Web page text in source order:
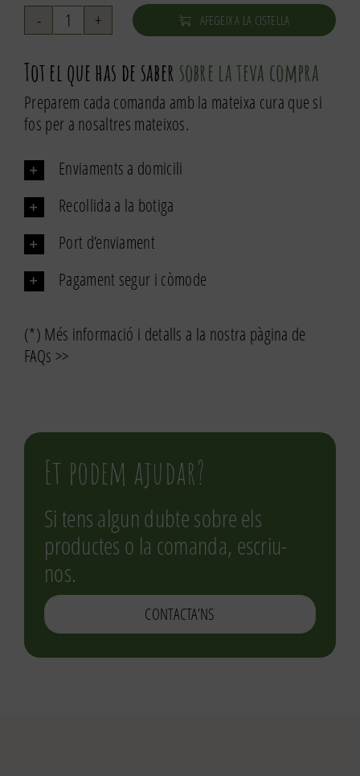
quantitat
Te
negre
AFEGEIX A LA CISTELLA
Tot el que has de saber sobre la teva compra
Preparem cada comanda amb la mateixa cura que si
fos per a nosaltres mateixos.
Enviaments a domicili
Recollida a la botiga
Port d’enviament
Pagament segur i còmode
(*) Més informació i detalls a la nostra pàgina de
FAQs >>
Et podem ajudar?
Si tens algun dubte sobre els
productes o la comanda, escriu-
nos.
CONTACTA’NS